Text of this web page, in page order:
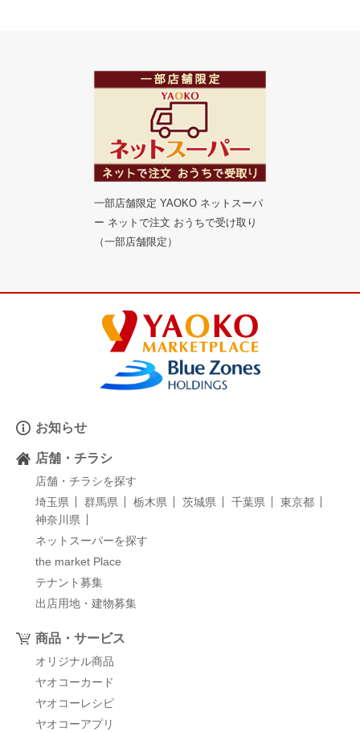
一部店舗限定 YAOKO ネットスーパ
ー ネットで注文 おうちで受け取り
（一部店舗限定）
お知らせ
店舗・チラシ
店舗・チラシを探す
埼玉県
群馬県 栃木県 茨城県 千葉県
東京都
神奈川県
ネットスーパーを探す
the market Place
テナント募集
出店用地・建物募集
商品・サービス
オリジナル商品
ヤオコーカード
ヤオコーレシピ
ヤオコーアプリ